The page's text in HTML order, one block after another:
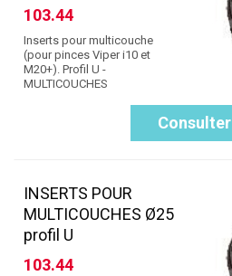
103.44
Inserts pour multicouche
(pour pinces Viper i10 et
M20+). Profil U -
MULTICOUCHES
Consulter
INSERTS POUR
MULTICOUCHES Ø25
profil U
103.44